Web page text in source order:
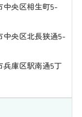
中央区相生町5-
中央区北長狭通5-
兵庫区駅南通5丁